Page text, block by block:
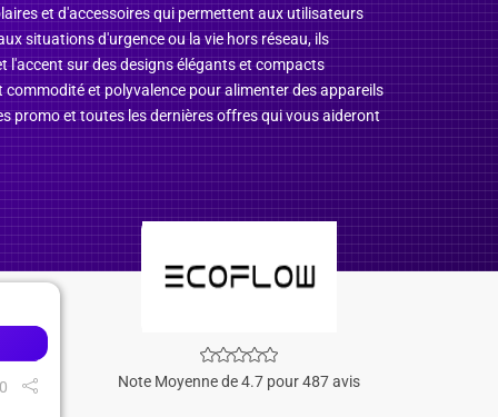
et d'accessoires qui permettent aux utilisateurs
situations d'urgence ou la vie hors réseau, ils
l'accent sur des designs élégants et compacts
et polyvalence pour alimenter des appareils
promo et toutes les dernières offres qui vous aideront
Note Moyenne de 4.7 pour 487 avis